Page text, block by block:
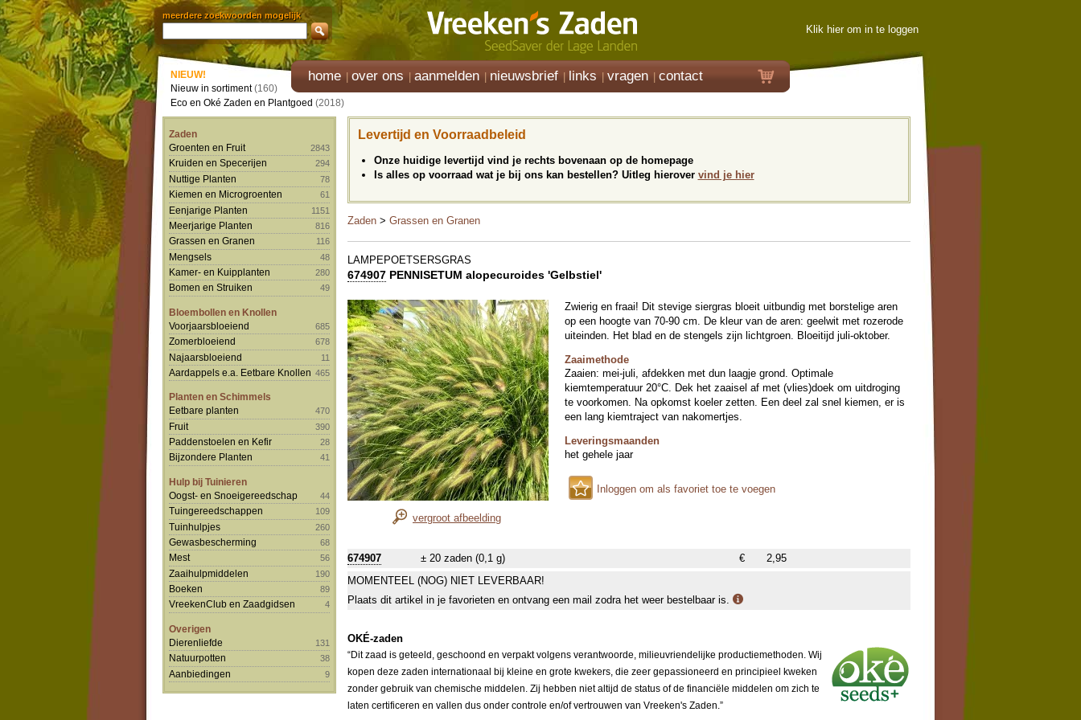
meerdere zoekwoorden mogelijk
Klik hier om in te loggen
home over ons aanmelden nieuwsbrief links vragen contact
NIEUW!
Nieuw in sortiment(160)
Eco en Oké Zaden en Plantgoed (2018)
Zaden
Groenten en Fruit
2843
Kruiden en Specerijen 294
Nuttige Planten 78
Kiemen en Microgroenten 61
Eenjarige Planten 1151
Meerjarige Planten 816
Grassen en Granen 116
Mengsels 48
Kamer- en Kuipplanten 280
Bomen en Struiken 49
Bloembollen en Knollen
Voorjaarsbloeiend
685
Zomerbloeiend 678
Najaarsbloeiend 11
Aardappels e.a. Eetbare Knollen 465
Planten en Schimmels
Eetbare planten
470
Fruit 390
Paddenstoelen en Kefir 28
Bijzondere Planten 41
Hulp bij Tuinieren
Oogst- en Snoeigereedschap
44
Tuingereedschappen 109
Tuinhulpjes 260
Gewasbescherming 68
Mest 56
Zaaihulpmiddelen 190
Boeken 89
VreekenClub en Zaadgidsen 4
Overigen
Dierenliefde
131
Natuurpotten 38
Aanbiedingen 9
Levertijd en Voorraadbeleid
Onze huidige levertijd vind je rechts bovenaan op de homepage
Is alles op voorraad wat je bij ons kan bestellen? Uitleg hierover vind je hier
Zaden > Grassen en Granen
LAMPEPOETSERSGRAS
674907 PENNISETUM alopecuroides 'Gelbstiel'
vergroot afbeelding
Zwierig en fraai! Dit stevige siergras bloeit uitbundig met borstelige aren
op een hoogte van 70-90 cm. De kleur van de aren: geelwit met rozerode
uiteinden. Het blad en de stengels zijn lichtgroen. Bloeitijd juli-oktober.
Zaaimethode
Zaaien: mei-juli, afdekken met dun laagje grond. Optimale
kiemtemperatuur 20°C. Dek het zaaisel af met (vlies)doek om uitdroging
te voorkomen. Na opkomst koeler zetten. Een deel zal snel kiemen, er is
een lang kiemtraject van nakomertjes.
Leveringsmaanden
het gehele jaar
Inloggen om als favoriet toe te voegen
674907 ± 20 zaden (0,1 g) €
2,95
MOMENTEEL (NOG) NIET LEVERBAAR!
Plaats dit artikel in je favorieten en ontvang een mail zodra het weer bestelbaar is.
OKÉ-zaden
“Dit zaad is geteeld, geschoond en verpakt volgens verantwoorde, milieuvriendelijke productiemethoden. Wij
kopen deze zaden internationaal bij kleine en grote kwekers, die zeer gepassioneerd en principieel kweken
zonder gebruik van chemische middelen. Zij hebben niet altijd de status of de financiële middelen om zich te
laten certificeren en vallen dus onder controle en/of vertrouwen van Vreeken's Zaden.”